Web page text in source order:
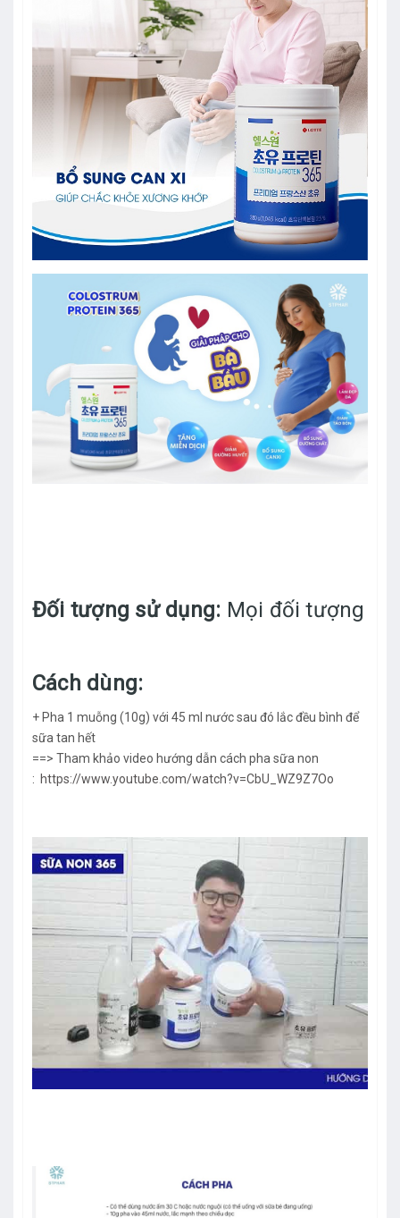
Đối tượng sử dụng: Mọi đối tượng
Cách dùng:
+ Pha 1 muỗng (10g) với 45 ml nước sau đó lắc đều bình để
sữa tan hết
==> Tham khảo video hướng dẫn cách pha sữa non
: https://www.youtube.com/watch?v=CbU_WZ9Z7Oo